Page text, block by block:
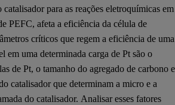
para as reações eletroquímicas em
PEFC, afeta a eficiência da célula de
críticos que regem a eficiência de uma
em uma determinada carga de Pt são o
de Pt, o tamanho do agregado de carbono
catalisador que determinam a micro e a
do catalisador. Analisar esses fatores